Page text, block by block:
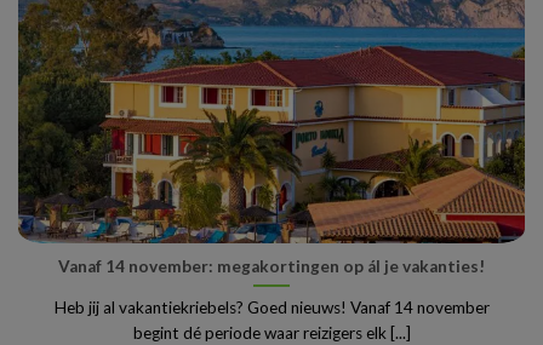
Vanaf 14 november: megakortingen op ál je vakanties!
Heb jij al vakantiekriebels? Goed nieuws! Vanaf 14 november
begint dé periode waar reizigers elk [...]